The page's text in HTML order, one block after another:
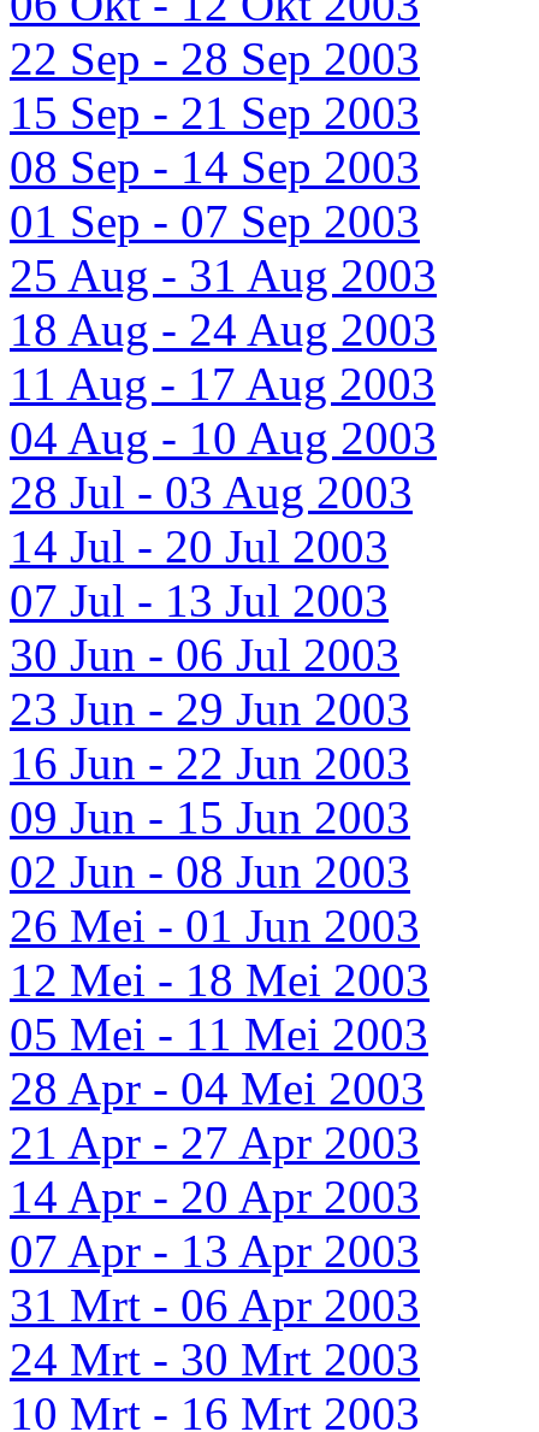
22 Sep - 28 Sep 2003
15 Sep - 21 Sep 2003
08 Sep - 14 Sep 2003
01 Sep - 07 Sep 2003
25 Aug - 31 Aug 2003
18 Aug - 24 Aug 2003
11 Aug - 17 Aug 2003
04 Aug - 10 Aug 2003
28 Jul - 03 Aug 2003
14 Jul - 20 Jul 2003
07 Jul - 13 Jul 2003
30 Jun - 06 Jul 2003
23 Jun - 29 Jun 2003
16 Jun - 22 Jun 2003
09 Jun - 15 Jun 2003
02 Jun - 08 Jun 2003
26 Mei - 01 Jun 2003
12 Mei - 18 Mei 2003
05 Mei - 11 Mei 2003
28 Apr - 04 Mei 2003
21 Apr - 27 Apr 2003
14 Apr - 20 Apr 2003
07 Apr - 13 Apr 2003
31 Mrt - 06 Apr 2003
24 Mrt - 30 Mrt 2003
10 Mrt - 16 Mrt 2003